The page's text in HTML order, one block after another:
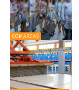
COMARCAS